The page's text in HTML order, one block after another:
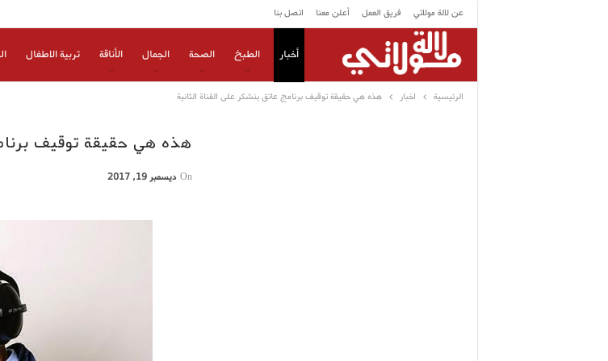
عن لالة مولاتي فريق العمل أعلن معنا اتصل بنا
أخبار الطبخ الصحة الجمال الأناقة تربية الاطفال
الرئيسية اخبار هذه هي حقيقة توقيف برنامج عاتق بنشكر على القناة الثانية
هذه هي حقيقة توقيف
On ديسمبر 19, 2017